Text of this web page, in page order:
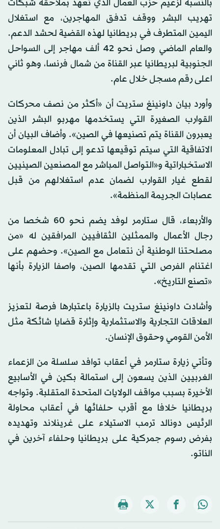
بالنسبة لزعيم حزب العمال الذي تعهد بملاحقة شبكات
تهريب البشر ووقف تدفق المهاجرين، مع استغلال
اليمين المتطرف في بريطانيا لهذه القضية لحشد الدعم.
والعام الماضي وصل نحو 42 ألف مهاجر إلى السواحل
الجنوبية لبريطانيا عبر القناة من شمال فرنسا، وهو ثاني
اعلى رقم مسجل خلال عام.
وأورد بيان داونينغ ستريت أن «أكثر من نصف محركات
القوارب الصغيرة التي يستخدمها مهربو البشر الذين
يعبرون القناة يتم تصنيعها في الصين». وأضاف البيان أن
الاتفاقية التي سيتم توقيعها تدعو إلى تبادل المعلومات
الاستخباراتية و«التواصل المباشر مع المصنعين الصينيين
لقطع غيار القوارب لضمان عدم استغلالهم من قبل
عصابات الجريمة المنظمة».
والأربعاء، قال ستارمر لوفد يضم نحو 60 شخصا من
رجال الأعمال والممثلين الثقافيين المرافقين له «من
مصلحتنا الوطنية أن نتعامل مع الصين». وحضهم على
اغتنام الفرص التي تقدمها الصين، واصفا الزيارة بأنها
«تصنع التاريخ»
.
وأشادت داونينغ ستريت بالزيارة باعتبارها فرصة لتعزيز
العلاقات التجارية والاستثمارية وإثارة قضايا شائكة مثل
الأمن القومي وحقوق الإنسان.
وتأتي زيارة ستارمر في أعقاب توافد سلسلة من الزعماء
الغربيين الذين يسعون إلى استمالة بكين في الأسابيع
الأخيرة بسبب مواقف الولايات المتحدة المتقلبة. وتواجه
بريطانيا خلافا مع أقرب حلفائها في أعقاب محاولة
الرئيس دونالد ترمب الاستيلاء على غرينلاند وتهديده
بفرض رسوم جمركية على بريطانيا وحلفاء آخرين في
الناتو.